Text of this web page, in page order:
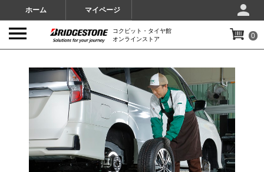
ホーム マイページ
コクピット・タイヤ館
オンラインストア
0